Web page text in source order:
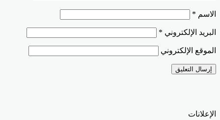
الاسم *
البريد الإلكتروني *
الموقع الإلكتروني
الإعلانات